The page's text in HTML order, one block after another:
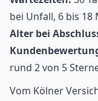
bei Unfall, 6 bis
Alter bei
rund 2 von 5
Vom Kölner